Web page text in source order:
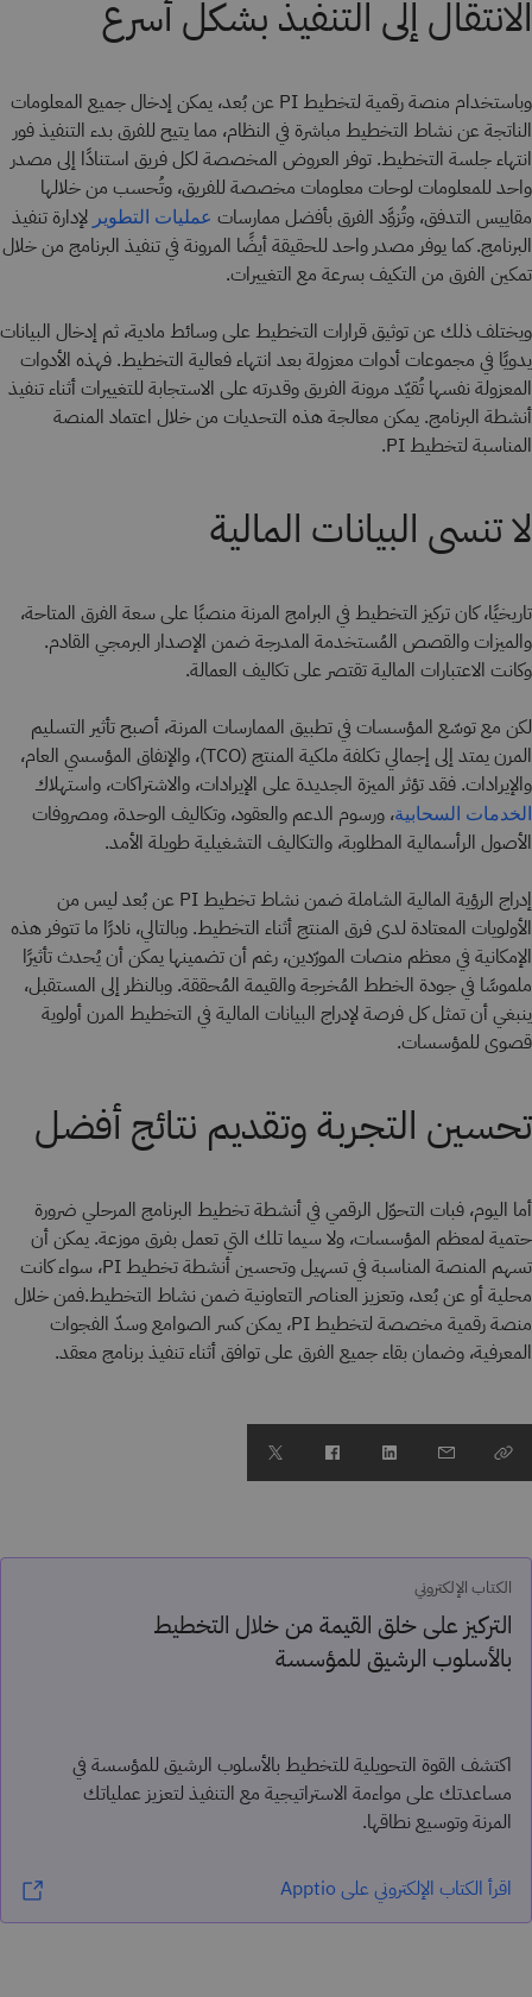
الانتقال إلى التنفيذ بشكل أسرع
وباستخدام منصة رقمية لتخطيط PI عن بُعد، يمكن إدخال جميع المعلومات
الناتجة عن نشاط التخطيط مباشرة في النظام، مما يتيح للفرق بدء التنفيذ فور
انتهاء جلسة التخطيط. توفر العروض المخصصة لكل فريق استنادًا إلى مصدر
واحد للمعلومات لوحات معلومات مخصصة للفريق، وتُحسب من خلالها
مقاييس التدفق، وتُزوَّد الفرق بأفضل ممارسات عمليات التطوير لإدارة تنفيذ
البرنامج. كما يوفر مصدر واحد للحقيقة أيضًا المرونة في تنفيذ البرنامج من خلال
تمكين الفرق من التكيف بسرعة مع التغييرات.
ويختلف ذلك عن توثيق قرارات التخطيط على وسائط مادية، ثم إدخال البيانات
يدويًا في مجموعات أدوات معزولة بعد انتهاء فعالية التخطيط. فهذه الأدوات
المعزولة نفسها تُقيّد مرونة الفريق وقدرته على الاستجابة للتغييرات أثناء تنفيذ
أنشطة البرنامج. يمكن معالجة هذه التحديات من خلال اعتماد المنصة
المناسبة لتخطيط PI.
لا تنسى البيانات المالية
تاريخيًا، كان تركيز التخطيط في البرامج المرنة منصبًا على سعة الفرق المتاحة،
والميزات والقصص المُستخدمة المدرجة ضمن الإصدار البرمجي القادم.
وكانت الاعتبارات المالية تقتصر على تكاليف العمالة.
لكن مع توسّع المؤسسات في تطبيق الممارسات المرنة، أصبح تأثير التسليم
المرن يمتد إلى إجمالي تكلفة ملكية المنتج (TCO)، والإنفاق المؤسسي العام،
والإيرادات. فقد تؤثر الميزة الجديدة على الإيرادات، والاشتراكات، واستهلاك
الخدمات السحابية، ورسوم الدعم والعقود، وتكاليف الوحدة، ومصروفات
الأصول الرأسمالية المطلوبة، والتكاليف التشغيلية طويلة الأمد.
إدراج الرؤية المالية الشاملة ضمن نشاط تخطيط PI عن بُعد ليس من
الأولويات المعتادة لدى فرق المنتج أثناء التخطيط. وبالتالي، نادرًا ما تتوفر هذه
الإمكانية في معظم منصات المورّدين، رغم أن تضمينها يمكن أن يُحدث تأثيرًا
ملموسًا في جودة الخطط المُخرجة والقيمة المُحققة. وبالنظر إلى المستقبل،
ينبغي أن تمثل كل فرصة لإدراج البيانات المالية في التخطيط المرن أولوية
قصوى للمؤسسات.
تحسين التجربة وتقديم نتائج أفضل
أما اليوم، فبات التحوّل الرقمي في أنشطة تخطيط البرنامج المرحلي ضرورة
حتمية لمعظم المؤسسات، ولا سيما تلك التي تعمل بفرق موزعة. يمكن أن
تسهم المنصة المناسبة في تسهيل وتحسين أنشطة تخطيط PI، سواء كانت
محلية أو عن بُعد، وتعزيز العناصر التعاونية ضمن نشاط التخطيط.فمن خلال
منصة رقمية مخصصة لتخطيط PI، يمكن كسر الصوامع وسدّ الفجوات
المعرفية، وضمان بقاء جميع الفرق على توافق أثناء تنفيذ برنامج معقد.
الكتاب الإلكتروني
التركيز على خلق القيمة من خلال التخطيط
بالأسلوب الرشيق للمؤسسة
اكتشف القوة التحويلية للتخطيط بالأسلوب الرشيق للمؤسسة في
مساعدتك على مواءمة الاستراتيجية مع التنفيذ لتعزيز عملياتك
المرنة وتوسيع نطاقها.
اقرأ الكتاب الإلكتروني على Apptio